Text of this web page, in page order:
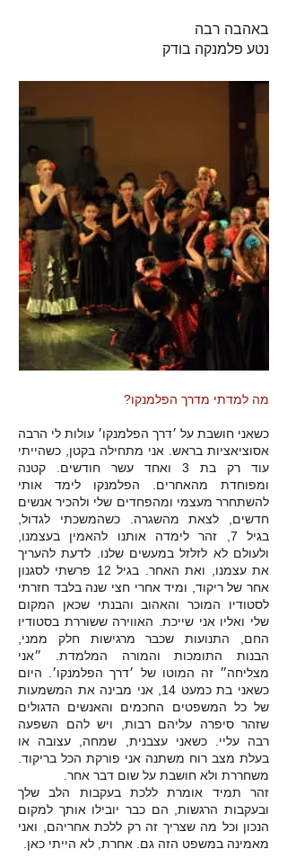
באהבה רבה
נטע פלמנקה בודק
מה למדתי מדרך הפלמנקו?
כשאני חושבת על ׳דרך הפלמנקו׳ עולות לי הרבה
אסוציאציות בראש. אני מתחילה בקטן, כשהייתי
עוד רק בת 3 ואחד עשר חודשים. קטנה
ומפוחדת מהאחרים. הפלמנקו לימד אותי
להשתחרר מעצמי ומהפחדים שלי ולהכיר אנשים
חדשים, לצאת מהשגרה.כשהמשכתי לגדול,
בגיל 7, זהר לימדה אותנו להאמין בעצמנו,
ולעולם לא לזלזל במעשים שלנו. לדעת להעריך
את עצמנו, ואת האחר.
בגיל 12 פרשתי לסגנון
אחר של ריקוד, ומיד אחרי חצי שנה בלבד חזרתי
לסטודיו המוכר והאהוב והבנתי שכאן המקום
שלי ואליו אני שייכת. האווירה ששוררת בסטודיו
החם, התנועות שכבר מרגישות חלק ממני,
הבנות התומכות והמורה המלמדת. ״אני
מצליחה״ זה המוטו של ׳דרך הפלמנקו׳. היום
כשאני בת כמעט 14, אני מבינה את המשמעות
של כל המשפטים החכמים והאנשים הדגולים
שזהר סיפרה עליהם רבות, ויש להם השפעה
רבה עליי.כשאני עצבנית, שמחה, עצובה או
בעלת מצב רוח משתנה אני פורקת הכל בריקוד.
משחררת ולא חושבת על שום דבר אחר.
זהר תמיד אומרת ללכת בעקבות הלב שלך
ובעקבות הרגשות, הם כבר יובילו אותך למקום
הנכון וכל מה שצריך זה רק ללכת אחריהם, ואני
מאמינה במשפט הזה גם. אחרת, לא הייתי כאן.